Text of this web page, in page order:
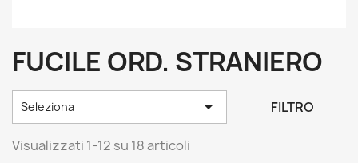
FUCILE ORD. STRANIERO
Seleziona  FILTRO
Visualizzati 1-12 su 18 articoli